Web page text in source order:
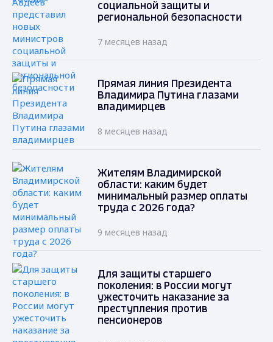
социальной защиты и
региональной безопасности
7 месяцев назад
Прямая линия Президента
Владимира Путина глазами
владимирцев
8 месяцев назад
Жителям Владимирской
области: каким будет
минимальный размер оплаты
труда с 2026 года?
9 месяцев назад
Для защиты старшего
поколения: в России могут
ужесточить наказание за
преступления против
пенсионеров